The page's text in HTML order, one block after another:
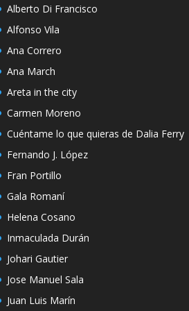
Alberto Di Francisco
Alfonso Vila
Ana Correro
Ana March
Areta in the city
Carmen Moreno
Cuéntame lo que quieras de Dalia Ferry
Fernando J. López
Fran Portillo
Gala Romaní
Helena Cosano
Inmaculada Durán
Johari Gautier
Jose Manuel Sala
Juan Luis Marín